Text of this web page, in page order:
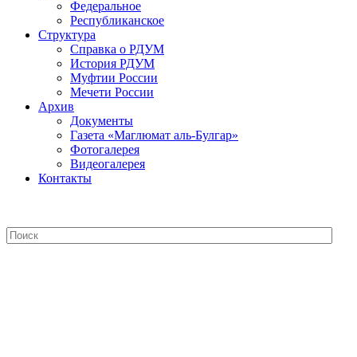
Федеральное
Республиканское
Структура
Справка о РДУМ
История РДУМ
Муфтии России
Мечети России
Архив
Документы
Газета «Маглюмат аль-Булгар»
Фотогалерея
Видеогалерея
Контакты